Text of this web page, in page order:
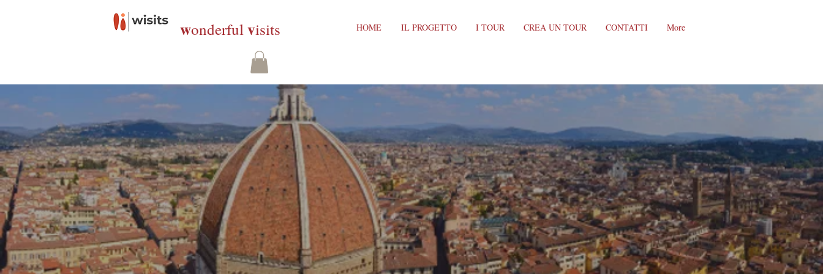
wonderfulvisits HOME IL PROGETTO I TOUR CREA UN TOUR CONTATTI More